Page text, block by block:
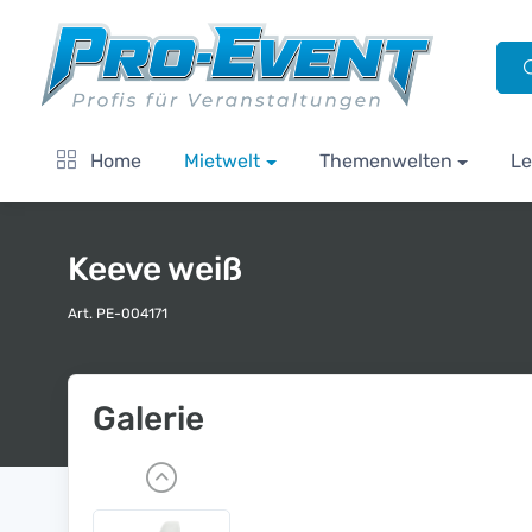
Home Mietwelt Themenwelten
Keeve weiß
Art. PE-004171
Galerie
P
r